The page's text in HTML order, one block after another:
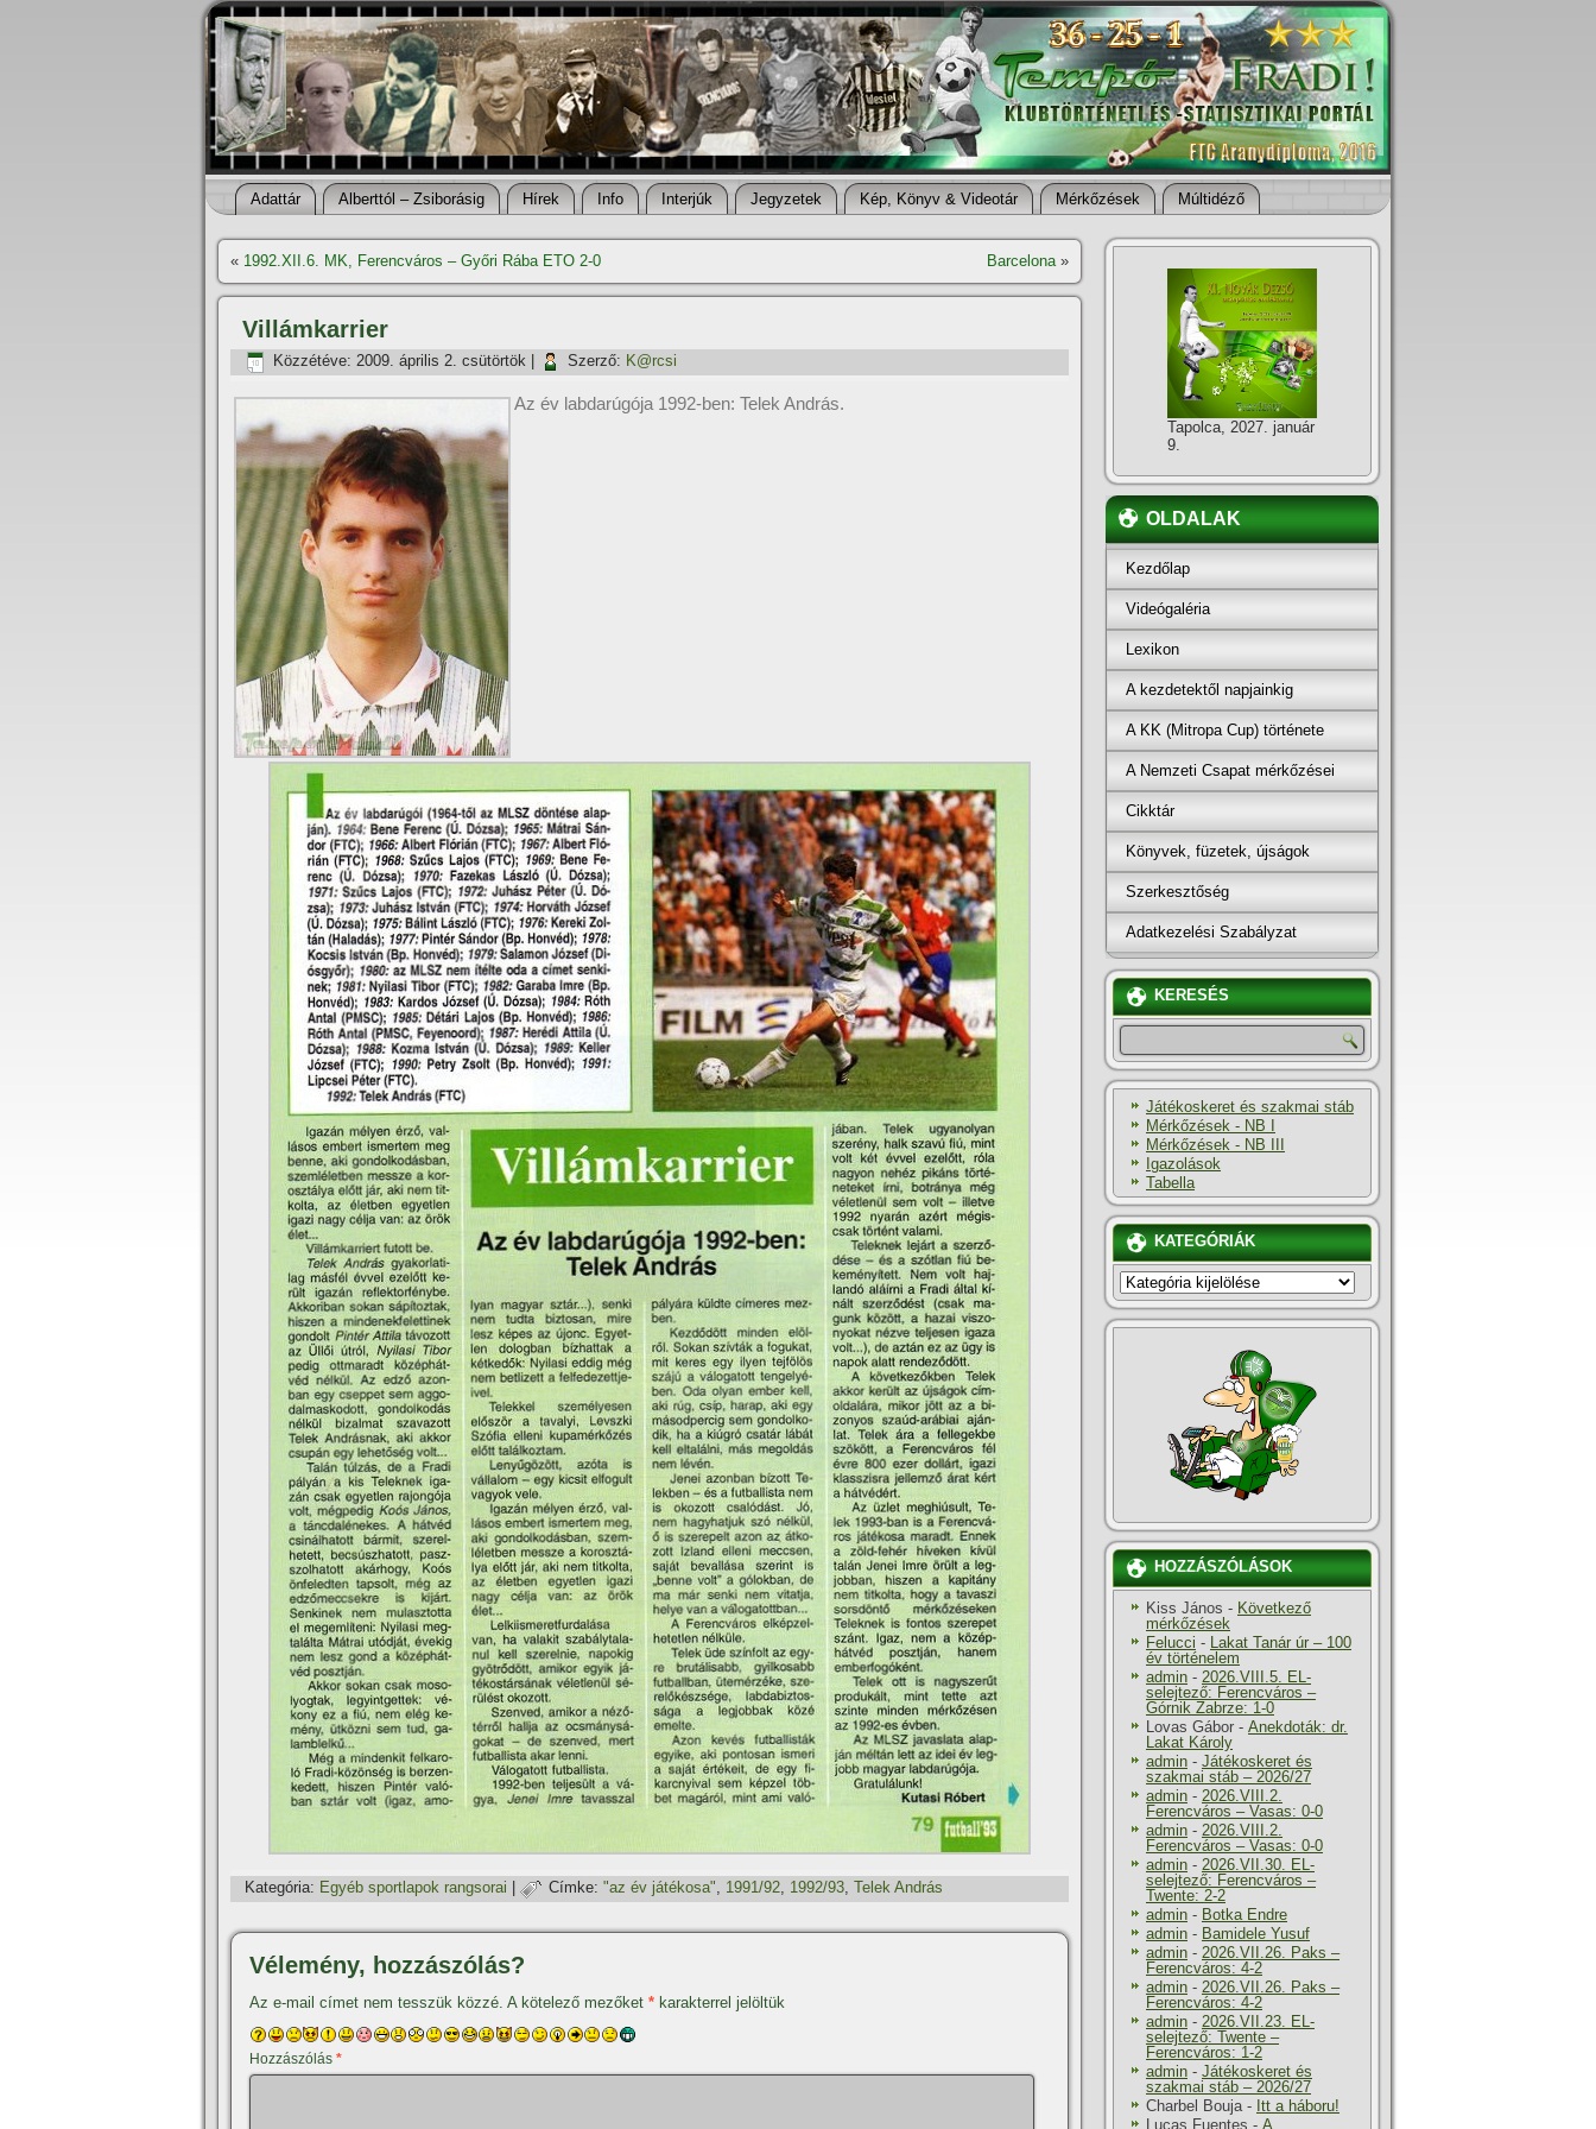
Adattár Alberttól – Zsiborásig Hí­rek Info Interjúk Jegyzetek Kép, Könyv & Videotár Mérkőzések Múltidéző
« 1992.XII.6. MK, Ferencváros – Győri Rába ETO 2-0 Barcelona»
Villámkarrier
Közzétéve: 2009. április 2. csütörtök Szerző: K@rcsi
Az év labdarúgója 1992-ben: Telek András.
Kategória: Egyéb sportlapok rangsorai Címke: "az év játékosa", 1991/92, 1992/93, Telek András
Vélemény, hozzászólás?
Az e-mail címet nem tesszük közzé. A kötelező mezőket * karakterrel jelöltük
Hozzászólás *
Tapolca, 2027. január
9.
OLDALAK
Kezdőlap
Videógaléria
Lexikon
A kezdetektől napjainkig
A KK (Mitropa Cup) története
A Nemzeti Csapat mérkőzései
Cikktár
Könyvek, füzetek, újságok
Szerkesztőség
Adatkezelési Szabályzat
KERESÉS
Játékoskeret és szakmai stáb
Mérkőzések - NB I
Mérkőzések - NB III
Igazolások
Tabella
KATEGÓRIÁK
KATEGÓRIÁK
HOZZÁSZÓLÁSOK
Kiss János - Következő
mérkőzések
Felucci - Lakat Tanár úr – 100
év történelem
admin - 2026.VIII.5. EL-
selejtező: Ferencváros –
Górnik Zabrze: 1-0
Lovas Gábor - Anekdoták: dr.
Lakat Károly
admin - Játékoskeret és
szakmai stáb – 2026/27
admin - 2026.VIII.2.
Ferencváros – Vasas: 0-0
admin - 2026.VIII.2.
Ferencváros – Vasas: 0-0
admin - 2026.VII.30. EL-
selejtező: Ferencváros –
Twente: 2-2
admin - Botka Endre
admin - Bamidele Yusuf
admin - 2026.VII.26. Paks –
Ferencváros: 4-2
admin - 2026.VII.26. Paks –
Ferencváros: 4-2
admin - 2026.VII.23. EL-
selejtező: Twente –
Ferencváros: 1-2
admin - Játékoskeret és
szakmai stáb – 2026/27
Charbel Bouja- Itt a háboru!
Lucas Fuentes - A